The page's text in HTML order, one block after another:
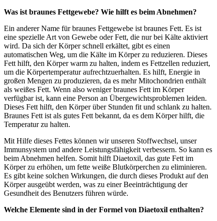
Was ist braunes Fettgewebe? Wie hilft es beim Abnehmen?
Ein anderer Name für braunes Fettgewebe ist braunes Fett. Es ist
eine spezielle Art von Gewebe oder Fett, die nur bei Kälte aktiviert
wird. Da sich der Körper schnell erkältet, gibt es einen
automatischen Weg, um die Kälte im Körper zu reduzieren. Dieses
Fett hilft, den Körper warm zu halten, indem es Fettzellen reduziert,
um die Körpertemperatur aufrechtzuerhalten. Es hilft, Energie in
großen Mengen zu produzieren, da es mehr Mitochondrien enthält
als weißes Fett. Wenn also weniger braunes Fett im Körper
verfügbar ist, kann eine Person an Übergewichtsproblemen leiden.
Dieses Fett hilft, den Körper über Stunden fit und schlank zu halten.
Braunes Fett ist als gutes Fett bekannt, da es dem Körper hilft, die
Temperatur zu halten.
Mit Hilfe dieses Fettes können wir unseren Stoffwechsel, unser
Immunsystem und andere Leistungsfähigkeit verbessern. So kann es
beim Abnehmen helfen. Somit hilft Diaetoxil, das gute Fett im
Körper zu erhöhen, um fette weiße Blutkörperchen zu eliminieren.
Es gibt keine solchen Wirkungen, die durch dieses Produkt auf den
Körper ausgeübt werden, was zu einer Beeinträchtigung der
Gesundheit des Benutzers führen würde.
Welche Elemente sind in der Formel von Diaetoxil enthalten?